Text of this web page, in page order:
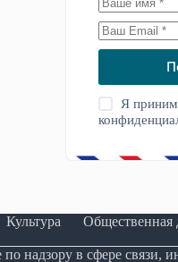
Я
Культура Общественная
надзору в сфере связи,